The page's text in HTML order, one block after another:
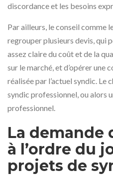
discordance et les besoins
Par ailleurs, le conseil comme
regrouper plusieurs devis, qui
assez claire du coût et de la
sur le marché, et d’opérer une
réalisée par l’actuel syndic. Le
syndic professionnel, ou alors
professionnel.
La demande
à l’ordre du
projets de